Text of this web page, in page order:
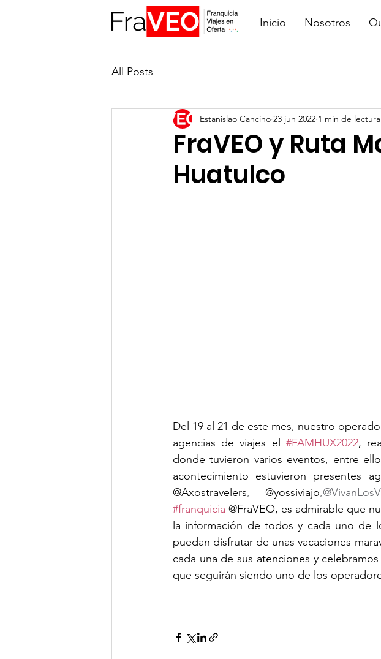
Inicio Nosotros
All Posts
FraVEO y Ruta
Huatulco
Estanislao Cancino 23 jun 2022 1 min de lectura
Del 19 al 21 de este mes, nuestro
agencias de viajes el #FAMHUX2022,
donde tuvieron varios eventos, entre
acontecimiento estuvieron presentes
@Axostravelers, @yossiviajo
#franquicia @FraVEO, es admirable que
la información de todos y cada uno de
puedan disfrutar de unas vacaciones
cada una de sus atenciones y
que seguirán siendo uno de los